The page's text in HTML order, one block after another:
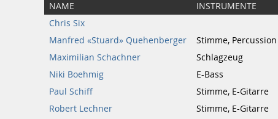
NAME INSTRUMENTE
Chris Six
Manfred «Stuard» Quehenberger
Stimme, Percussion
Maximilian Schachner
Schlagzeug
Niki Boehmig
E-Bass
Paul Schiff
Stimme, E-Gitarre
Robert Lechner
Stimme, E-Gitarre